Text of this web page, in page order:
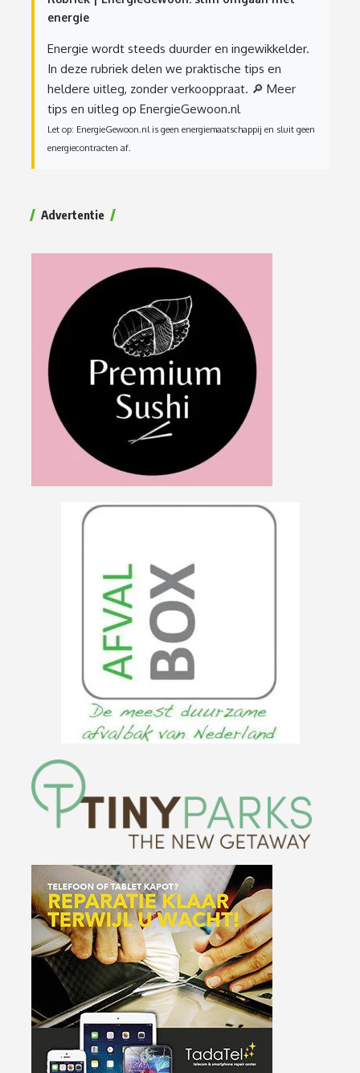
energie
Energie wordt steeds duurder en ingewikkelder.
In deze rubriek delen we praktische tips en
heldere uitleg, zonder verkooppraat. 🔎 Meer
tips en uitleg op EnergieGewoon.nl
Let op: EnergieGewoon.nl is geen energiemaatschappij en sluit geen
energiecontracten af.
Advertentie